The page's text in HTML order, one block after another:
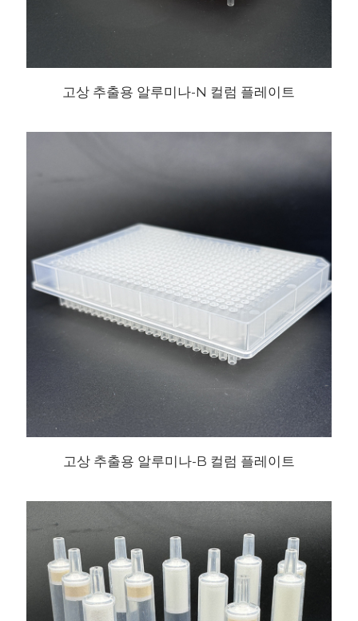
고상 추출용 알루미나-N 컬럼 플레이트
고상 추출용 알루미나-B 컬럼 플레이트